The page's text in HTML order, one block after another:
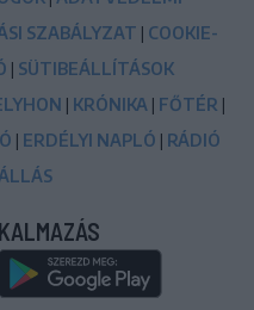
SZABÁLYZAT | COOKIE-
| SÜTIBEÁLLÍTÁSOK
| KRÓNIKA | FŐTÉR |
| ERDÉLYI NAPLÓ | RÁDIÓ